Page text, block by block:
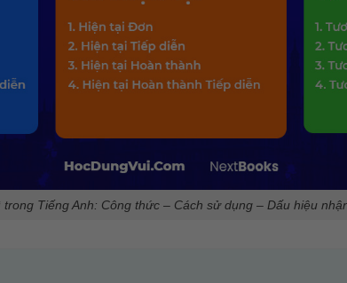
trong Tiếng Anh: Công thức – Cách sử dụng – Dấu hiệu